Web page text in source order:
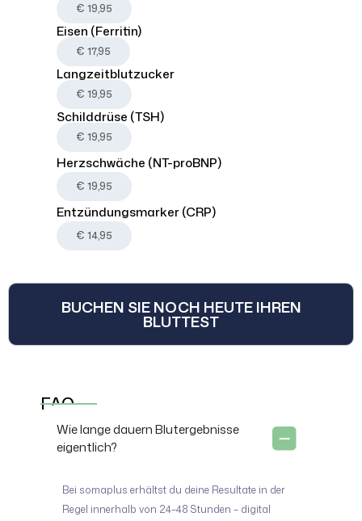
€ 19,95
Eisen (Ferritin)
€ 17,95
Langzeitblutzucker
€ 19,95
Schilddrüse (TSH)
€ 19,95
Herzschwäche (NT-proBNP)
€ 19,95
Entzündungsmarker (CRP)
€ 14,95
BUCHEN SIE NOCH HEUTE IHREN
BLUTTEST
FAQ
Wie lange dauern Blutergebnisse
eigentlich?
Bei somaplus erhältst du deine Resultate in der
Regel innerhalb von 24–48 Stunden – digital